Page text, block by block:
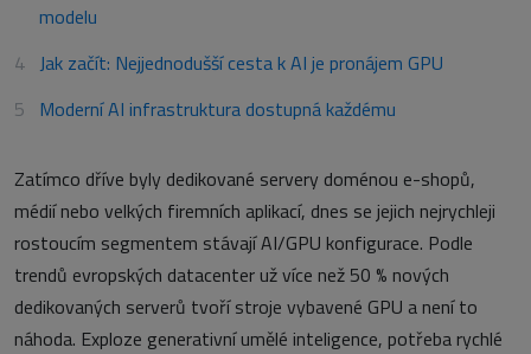
modelu
Jak začít: Nejjednodušší cesta k AI je pronájem GPU
Moderní AI infrastruktura dostupná každému
Zatímco dříve byly dedikované servery doménou e-shopů,
médií nebo velkých firemních aplikací, dnes se jejich nejrychleji
rostoucím segmentem stávají AI/GPU konfigurace. Podle
trendů evropských datacenter už více než 50 % nových
dedikovaných serverů tvoří stroje vybavené GPU a není to
náhoda. Exploze generativní umělé inteligence, potřeba rychlé